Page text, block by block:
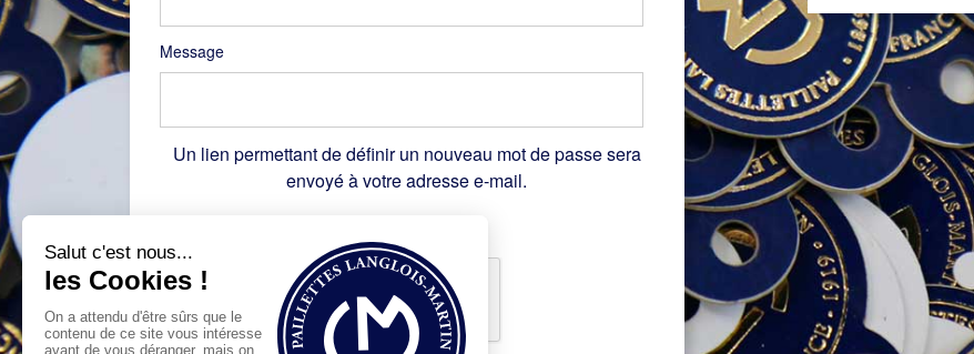
Message
Un lien permettant de définir un nouveau mot de passe sera
envoyé à votre adresse e-mail.